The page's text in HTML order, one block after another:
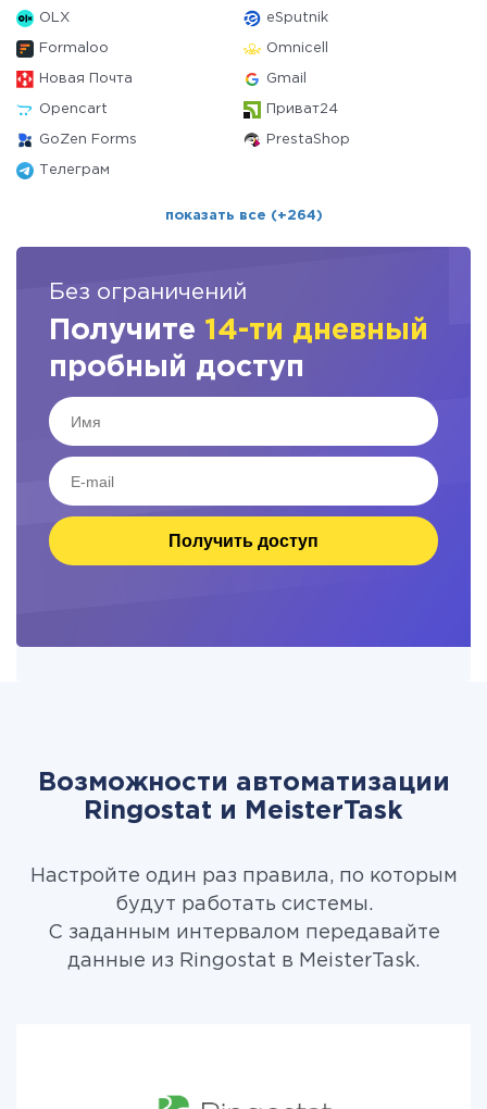
OLX eSputnik
Formaloo Omnicell
Новая Почта Gmail
Opencart Приват24
GoZen Forms PrestaShop
Телеграм
показать все (+264)
Без ограничений
Получите 14-ти дневный
пробный доступ
Получить доступ
Возможности автоматизации
Ringostat и MeisterTask
Настройте один раз правила, по которым
будут работать системы.
С заданным интервалом передавайте
данные из Ringostat в MeisterTask.